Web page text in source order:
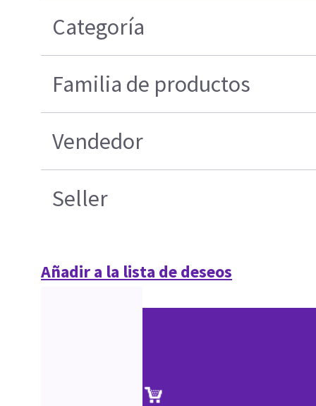
Categoría
Familia de productos
Vendedor
Seller
Añadir a la lista de deseos